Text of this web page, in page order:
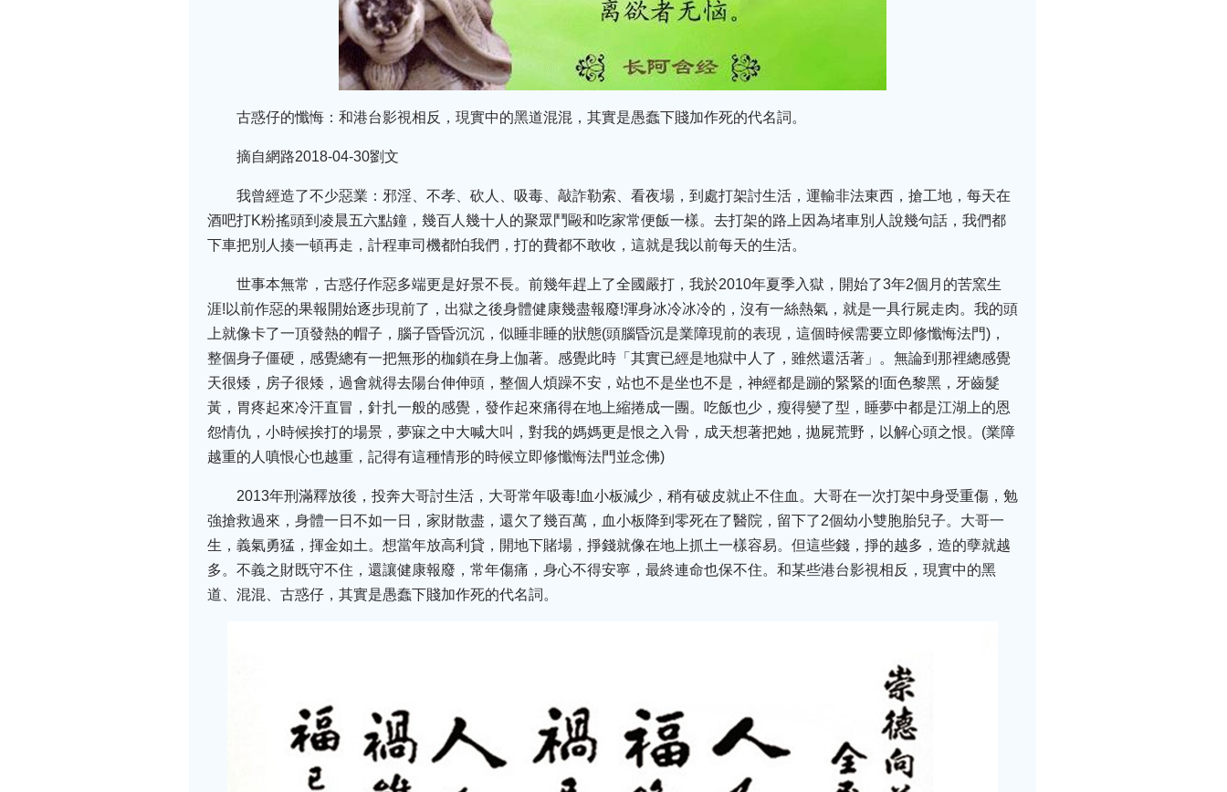
古惑仔的懺悔：和港台影視相反，現實中的黑道混混，其實是愚蠢下賤加作死的代名詞。
摘自網路2018-04-30劉文
我曾經造了不少惡業：邪淫、不孝、砍人、吸毒、敲詐勒索、看夜場，到處打架討生活，運輸非法東西，搶工地，每天在
酒吧打K粉搖頭到凌晨五六點鐘，幾百人幾十人的聚眾鬥毆和吃家常便飯一樣。去打架的路上因為堵車別人說幾句話，我們都
下車把別人揍一頓再走，計程車司機都怕我們，打的費都不敢收，這就是我以前每天的生活。
世事本無常，古惑仔作惡多端更是好景不長。前幾年趕上了全國嚴打，我於2010年夏季入獄，開始了3年2個月的苦窯生
涯!以前作惡的果報開始逐步現前了，出獄之後身體健康幾盡報廢!渾身冰冷冰冷的，沒有一絲熱氣，就是一具行屍走肉。我的頭
上就像卡了一頂發熱的帽子，腦子昏昏沉沉，似睡非睡的狀態(頭腦昏沉是業障現前的表現，這個時候需要立即修懺悔法門)，
整個身子僵硬，感覺總有一把無形的枷鎖在身上伽著。感覺此時「其實已經是地獄中人了，雖然還活著」。無論到那裡總感覺
天很矮，房子很矮，過會就得去陽台伸伸頭，整個人煩躁不安，站也不是坐也不是，神經都是蹦的緊緊的!面色黎黑，牙齒髮
黃，胃疼起來冷汗直冒，針扎一般的感覺，發作起來痛得在地上縮捲成一團。吃飯也少，瘦得變了型，睡夢中都是江湖上的恩
怨情仇，小時候挨打的場景，夢寐之中大喊大叫，對我的媽媽更是恨之入骨，成天想著把她，拋屍荒野，以解心頭之恨。(業障
越重的人嗔恨心也越重，記得有這種情形的時候立即修懺悔法門並念佛)
2013年刑滿釋放後，投奔大哥討生活，大哥常年吸毒!血小板減少，稍有破皮就止不住血。大哥在一次打架中身受重傷，勉
強搶救過來，身體一日不如一日，家財散盡，還欠了幾百萬，血小板降到零死在了醫院，留下了2個幼小雙胞胎兒子。大哥一
生，義氣勇猛，揮金如土。想當年放高利貸，開地下賭場，掙錢就像在地上抓土一樣容易。但這些錢，掙的越多，造的孽就越
多。不義之財既守不住，還讓健康報廢，常年傷痛，身心不得安寧，最終連命也保不住。和某些港台影視相反，現實中的黑
道、混混、古惑仔，其實是愚蠢下賤加作死的代名詞。